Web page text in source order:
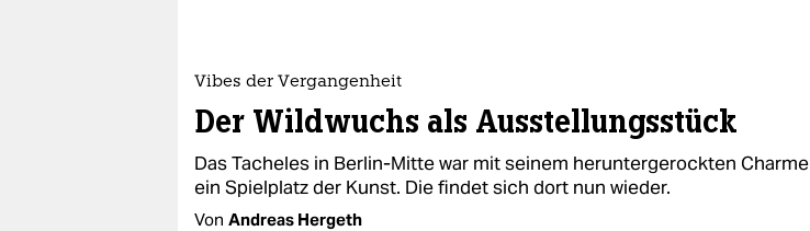
Vibes der Vergangenheit
Der Wildwuchs als Ausstellungsstück
Das Tacheles in Berlin-Mitte war mit seinem heruntergerockten Charme
ein Spielplatz der Kunst. Die findet sich dort nun wieder.
Von Andreas Hergeth